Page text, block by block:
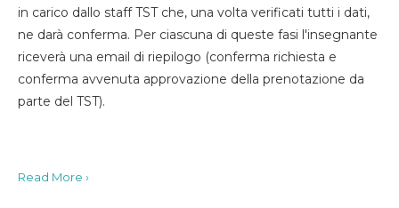
in carico dallo staff TST che, una volta verificati tutti i dati,
ne darà conferma. Per ciascuna di queste fasi l'insegnante
riceverà una email di riepilogo (conferma richiesta e
conferma avvenuta approvazione della prenotazione da
parte del TST).
Read More ›